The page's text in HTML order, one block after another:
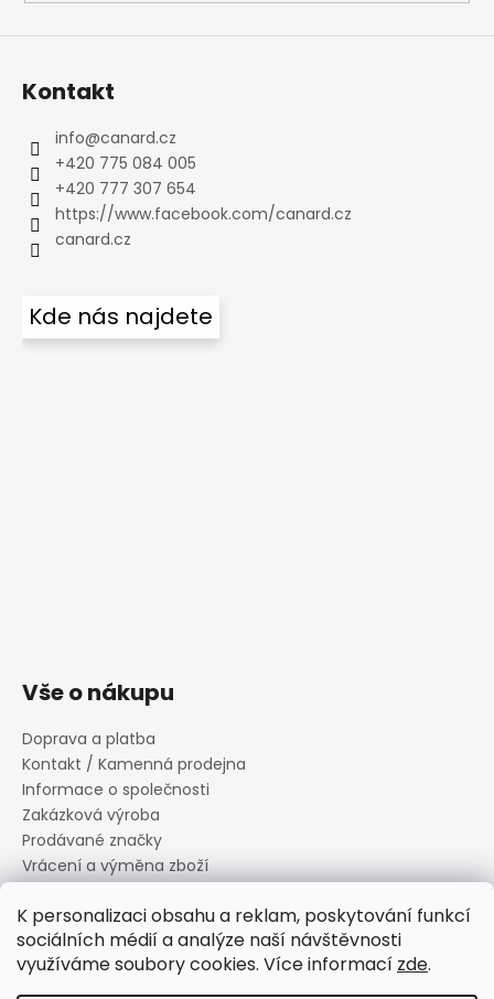
K personalizaci obsahu a reklam, poskytování funkcí
sociálních médií a analýze naší návštěvnosti
využíváme soubory cookies. Více informací zde.
Kontakt
info@canard.cz
+420 775 084 005
+420 777 307 654
https://www.facebook.com/canard.cz
canard.cz
Kde nás najdete
Vše o nákupu
Doprava a platba
Kontakt / Kamenná prodejna
Informace o společnosti
Zakázková výroba
Prodávané značky
Vrácení a výměna zboží
Informace o souborech cookies
Reklamační řád
Obchodní podmínky